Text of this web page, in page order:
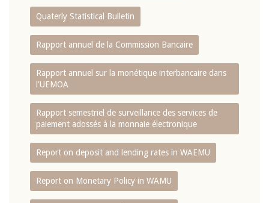
Quaterly Statistical Bulletin
Rapport annuel de la Commission Bancaire
Rapport annuel sur la monétique interbancaire dans
l'UEMOA
Rapport semestriel de surveillance des services de
paiement adossés à la monnaie électronique
Report on deposit and lending rates in WAEMU
Report on Monetary Policy in WAMU